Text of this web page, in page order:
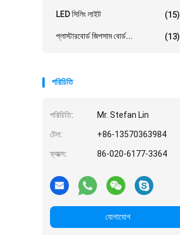
LED সিলিং লাইট (15)
প্লাস্টারবোর্ড জিপসাম বোর্ড... (13)
পরিচিতি
পরিচিতি: Mr. Stefan Lin
টেল: +86-13570363984
ফ্যাক্স: 86-020-6177-3364
যোগাযোগ